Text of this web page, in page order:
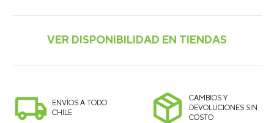
ENVÍOS A TODO
CHILE
CAMBIOS Y
DEVOLUCIONES SIN
COSTO